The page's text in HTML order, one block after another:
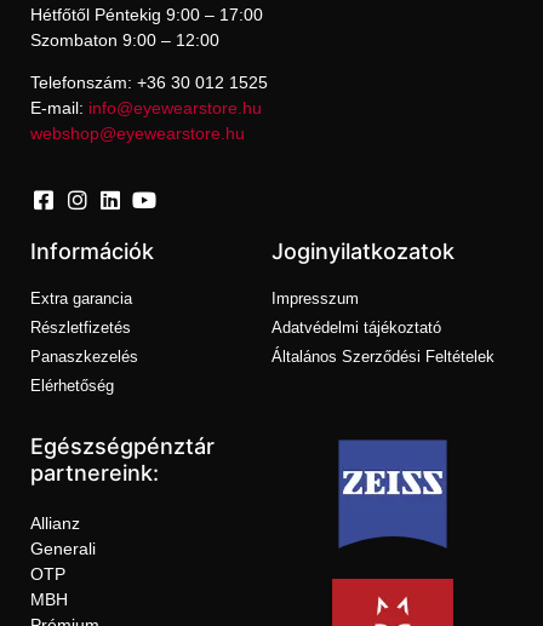
Hétfőtől Péntekig 9:00 – 17:00
Szombaton 9:00 – 12:00
Telefonszám: +36 30 012 1525
E-mail: info@eyewearstore.hu
webshop@eyewearstore.hu
Információk
Extra garancia
Részletfizetés
Panaszkezelés
Elérhetőség
Joginyilatkozatok
Impresszum
Adatvédelmi tájékoztató
Általános Szerződési Feltételek
Egészségpénztár
partnereink:
Allianz
Generali
OTP
MBH